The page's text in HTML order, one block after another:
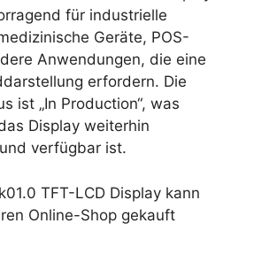
für industrielle
Geräte, POS-
Anwendungen, die eine
erfordern. Die
ist „In Production“, was
Display weiterhin
verfügbar ist.
TFT-LCD Display kann
Online-Shop gekauft